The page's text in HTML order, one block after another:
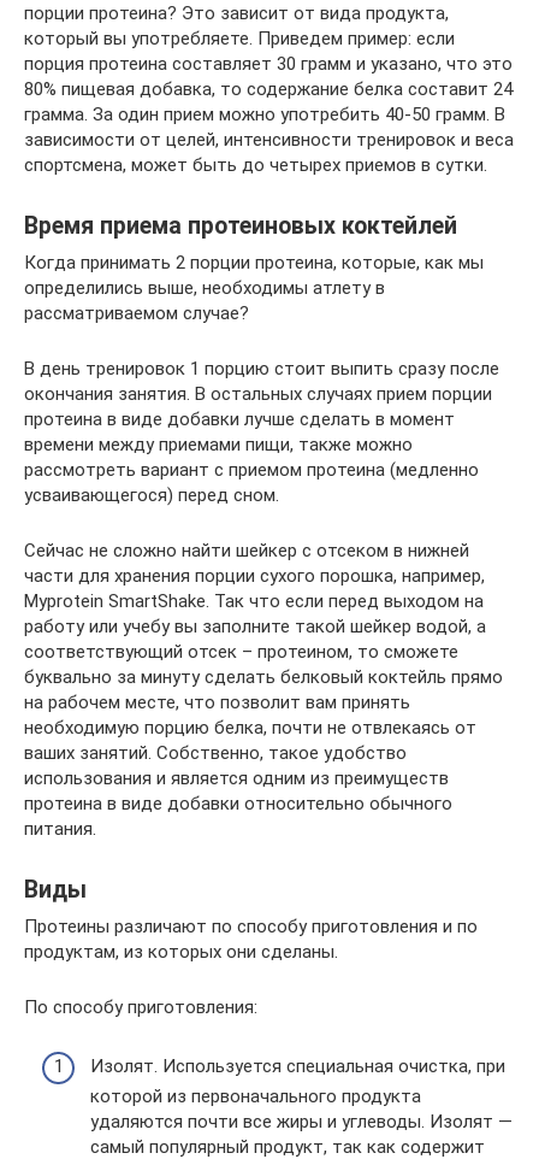
порции протеина? Это зависит от вида продукта,
который вы употребляете. Приведем пример: если
порция протеина составляет 30 грамм и указано, что это
80% пищевая добавка, то содержание белка составит 24
грамма. За один прием можно употребить 40-50 грамм. В
зависимости от целей, интенсивности тренировок и веса
спортсмена, может быть до четырех приемов в сутки.
Время приема протеиновых коктейлей
Когда принимать 2 порции протеина, которые, как мы
определились выше, необходимы атлету в
рассматриваемом случае?
В день тренировок 1 порцию стоит выпить сразу после
окончания занятия. В остальных случаях прием порции
протеина в виде добавки лучше сделать в момент
времени между приемами пищи, также можно
рассмотреть вариант с приемом протеина (медленно
усваивающегося) перед сном.
Сейчас не сложно найти шейкер с отсеком в нижней
части для хранения порции сухого порошка, например,
Myprotein SmartShake. Так что если перед выходом на
работу или учебу вы заполните такой шейкер водой, а
соответствующий отсек – протеином, то сможете
буквально за минуту сделать белковый коктейль прямо
на рабочем месте, что позволит вам принять
необходимую порцию белка, почти не отвлекаясь от
ваших занятий. Собственно, такое удобство
использования и является одним из преимуществ
протеина в виде добавки относительно обычного
питания.
Виды
Протеины различают по способу приготовления и по
продуктам, из которых они сделаны.
По способу приготовления:
Изолят. Используется специальная очистка, при
которой из первоначального продукта
удаляются почти все жиры и углеводы. Изолят —
самый популярный продукт, так как содержит